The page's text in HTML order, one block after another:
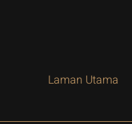
Laman Utama